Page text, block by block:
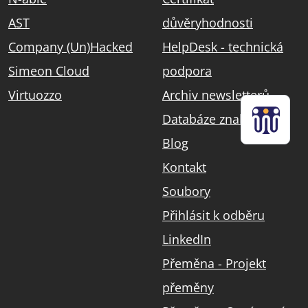
AST
Company (Un)Hacked
Simeon Cloud
Virtuozzo
důvěryhodnosti
HelpDesk - technická
podpora
Archiv newsletterů
Databáze znalostí
Blog
Kontakt
Soubory
Přihlásit k odběru
LinkedIn
Přeměna - Projekt
přeměny